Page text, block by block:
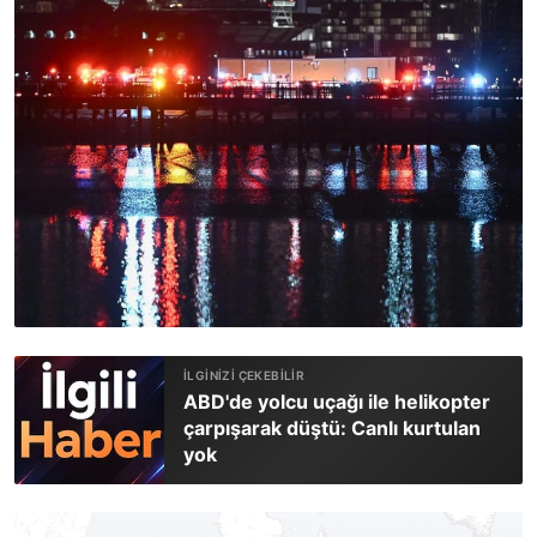
ABD'de yolcu uçağı ile helikopter
çarpışarak düştü: Canlı kurtulan
yok